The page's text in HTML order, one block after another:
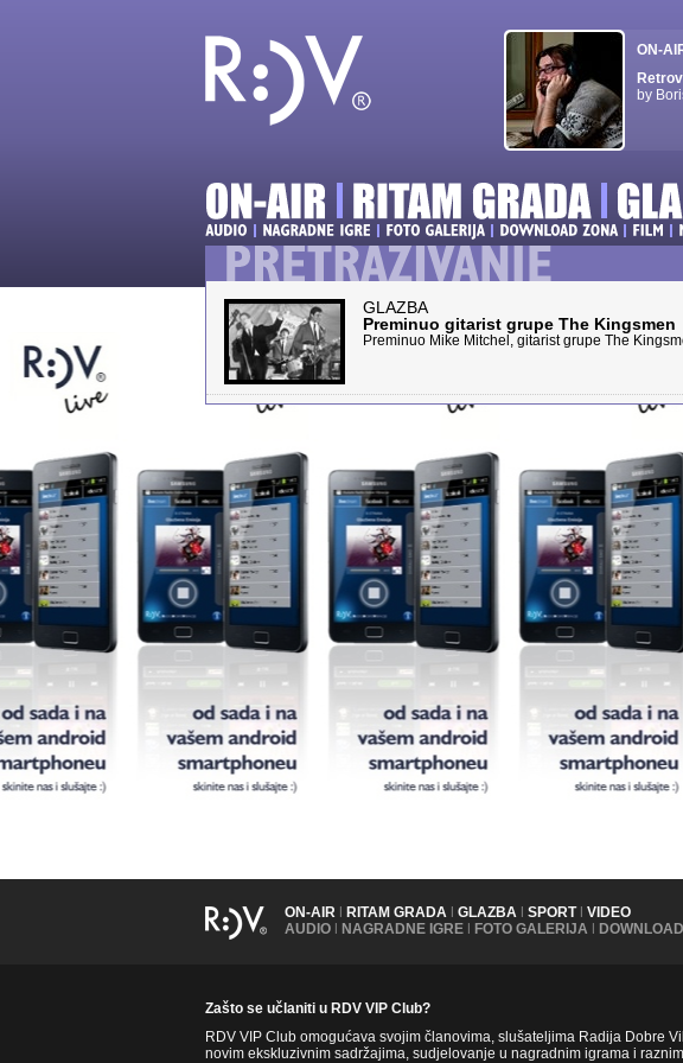
ON-
by
GLAZBA
Preminuo gitarist grupe The Kingsmen
Preminuo Mike Mitchel, gitarist grupe The
ON-AIR | RITAM GRADA | GLAZBA | SPORT | VIDEO
AUDIO | NAGRADNE IGRE | FOTO GALERIJA |
Zašto se učlaniti u RDV VIP Club?
RDV VIP Club omogućava svojim članovima, slušateljima Radija Dobre
novim ekskluzivnim sadržajima, sudjelovanje u nagradnim igrama i